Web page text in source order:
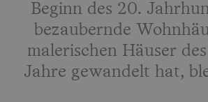
Beginn des 20.
bezaubernde
malerischen Häuser
Jahre gewandelt hat,